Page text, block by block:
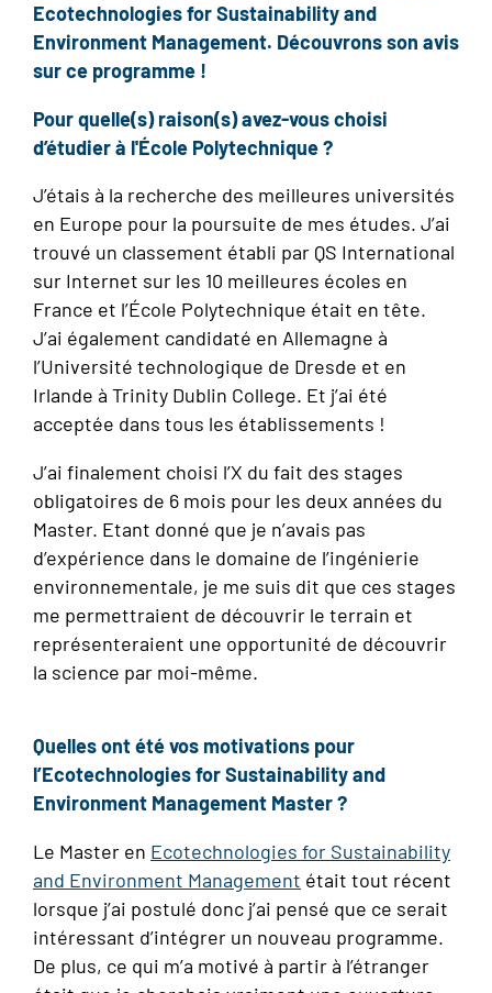
Ecotechnologies for Sustainability and
Environment Management. Découvrons son avis
sur ce programme !
Pour quelle(s) raison(s) avez-vous choisi
d’étudier à l'École Polytechnique ?
J’étais à la recherche des meilleures universités
en Europe pour la poursuite de mes études. J’ai
trouvé un classement établi par QS International
sur Internet sur les 10 meilleures écoles en
France et l’École Polytechnique était en tête.
J’ai également candidaté en Allemagne à
l’Université technologique de Dresde et en
Irlande à Trinity Dublin College. Et j’ai été
acceptée dans tous les établissements !
J’ai finalement choisi l’X du fait des stages
obligatoires de 6 mois pour les deux années du
Master. Etant donné que je n’avais pas
d’expérience dans le domaine de l’ingénierie
environnementale, je me suis dit que ces stages
me permettraient de découvrir le terrain et
représenteraient une opportunité de découvrir
la science par moi-même.
Quelles ont été vos motivations pour
l’Ecotechnologies for Sustainability and
Environment Management Master ?
Le Master en Ecotechnologies for Sustainability
and Environment Management était tout récent
lorsque j’ai postulé donc j’ai pensé que ce serait
intéressant d’intégrer un nouveau programme.
De plus, ce qui m’a motivé à partir à l’étranger